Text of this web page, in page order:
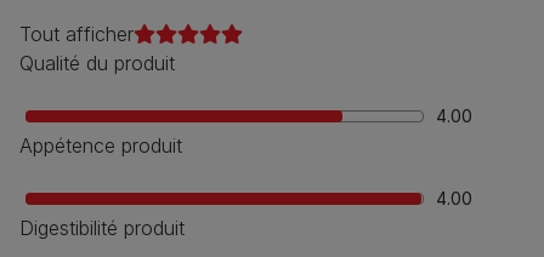
Tout afficher
Qualité du produit
4.00
Appétence produit
4.00
Digestibilité produit